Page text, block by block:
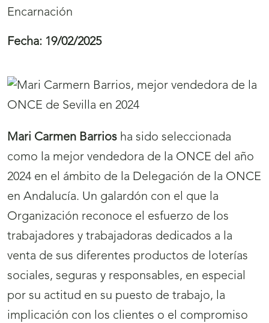
Encarnación
Fecha: 19/02/2025
Mari Carmen Barrios ha sido seleccionada
como la mejor vendedora de la ONCE del año
2024 en el ámbito de la Delegación de la ONCE
en Andalucía. Un galardón con el que la
Organización reconoce el esfuerzo de los
trabajadores y trabajadoras dedicados a la
venta de sus diferentes productos de loterías
sociales, seguras y responsables, en especial
por su actitud en su puesto de trabajo, la
implicación con los clientes o el compromiso